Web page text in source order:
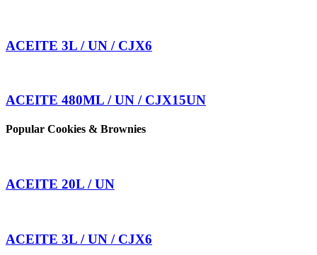
ACEITE 3L / UN / CJX6
ACEITE 480ML / UN / CJX15UN
Popular Cookies & Brownies
ACEITE 20L / UN
ACEITE 3L / UN / CJX6